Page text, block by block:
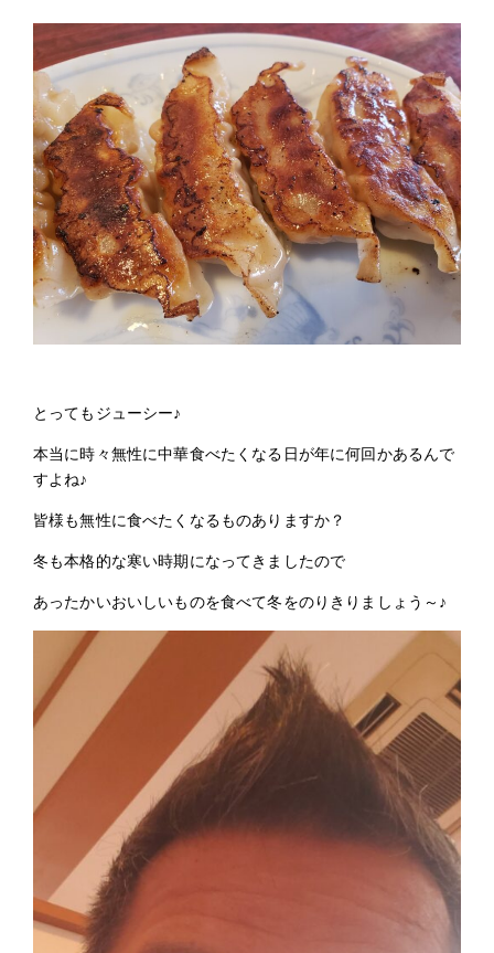
とってもジューシー♪
本当に時々無性に中華食べたくなる日が年に何回かあるんで
すよね♪
皆様も無性に食べたくなるものありますか？
冬も本格的な寒い時期になってきましたので
あったかいおいしいものを食べて冬をのりきりましょう～♪